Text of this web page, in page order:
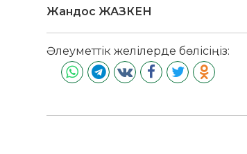
Жандос ЖАЗКЕН
Әлеуметтік желілерде бөлісіңіз: